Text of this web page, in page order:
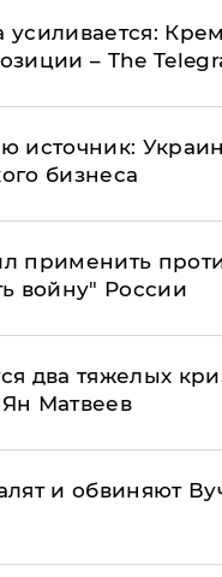
– The
источник:
бизнеса
применить
войну" России
два тяжелых
Матвеев
и обвиняют